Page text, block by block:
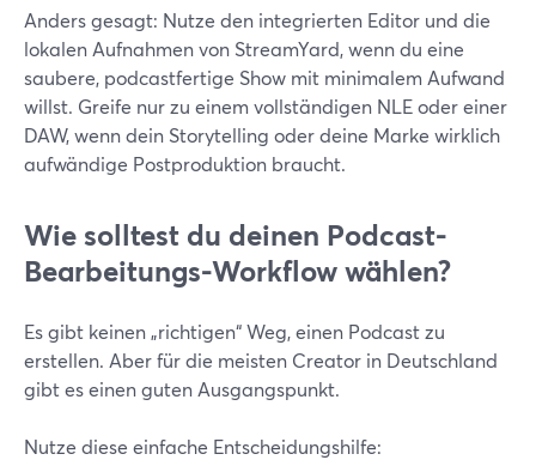
Anders gesagt: Nutze den integrierten Editor und die
lokalen Aufnahmen von StreamYard, wenn du eine
saubere, podcastfertige Show mit minimalem Aufwand
willst. Greife nur zu einem vollständigen NLE oder einer
DAW, wenn dein Storytelling oder deine Marke wirklich
aufwändige Postproduktion braucht.
Wie solltest du deinen Podcast-
Bearbeitungs-Workflow wählen?
Es gibt keinen „richtigen“ Weg, einen Podcast zu
erstellen. Aber für die meisten Creator in Deutschland
gibt es einen guten Ausgangspunkt.
Nutze diese einfache Entscheidungshilfe: